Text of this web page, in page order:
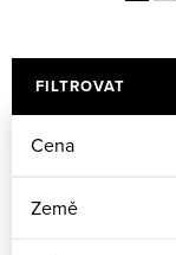
FILTROVAT
Cena
Země